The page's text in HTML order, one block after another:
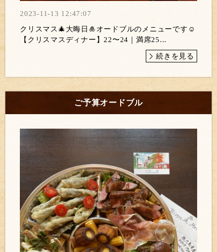
2023-11-13 12:47:07
クリスマス🎄大晦日🎍オードブルのメニューです☺️
【クリスマスディナー】22〜24｜満席25...
続きを見る
ご予算オードブル